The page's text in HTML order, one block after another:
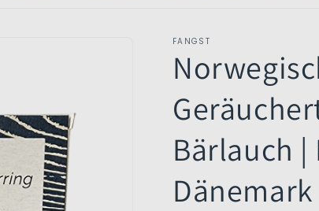
FANGST
Bärlauch |
Dänemark